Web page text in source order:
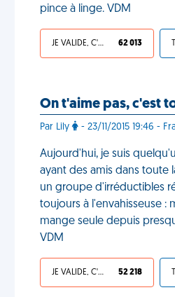
pince à linge. VDM
JE VALIDE, C'EST UNE VDM 62 013
On t'aime pas, c'est
Par Lily - 23/11/2015 19:46 -
Aujourd'hui, je suis
ayant des amis dans toute
un groupe d'irréductibles
toujours à l'envahisseuse :
mange seule depuis
VDM
JE VALIDE, C'EST UNE VDM 52 218